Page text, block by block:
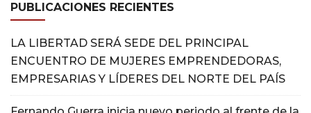
PUBLICACIONES RECIENTES
LA LIBERTAD SERÁ SEDE DEL PRINCIPAL
ENCUENTRO DE MUJERES EMPRENDEDORAS,
EMPRESARIAS Y LÍDERES DEL NORTE DEL PAÍS